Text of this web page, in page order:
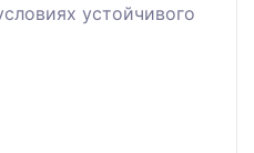
устойчивого